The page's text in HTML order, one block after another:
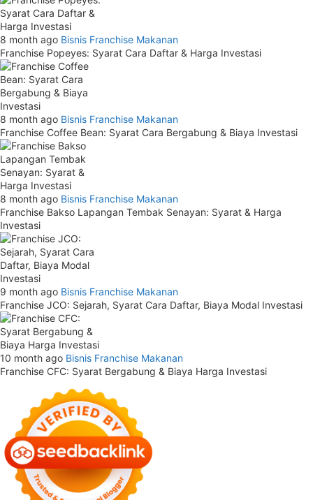
8 month ago Bisnis Franchise Makanan
Franchise Popeyes: Syarat Cara Daftar & Harga Investasi
8 month ago Bisnis Franchise Makanan
Franchise Coffee Bean: Syarat Cara Bergabung & Biaya Investasi
8 month ago Bisnis Franchise Makanan
Franchise Bakso Lapangan Tembak Senayan: Syarat & Harga
Investasi
9 month ago Bisnis Franchise Makanan
Franchise JCO: Sejarah, Syarat Cara Daftar, Biaya Modal Investasi
10 month ago Bisnis Franchise Makanan
Franchise CFC: Syarat Bergabung & Biaya Harga Investasi